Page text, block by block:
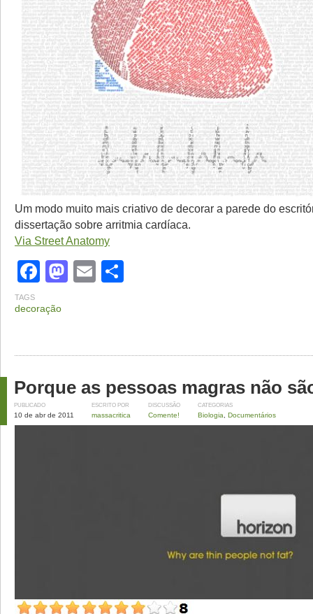
Um modo muito mais criativo de decorar a parede do
dissertação sobre arritmia cardíaca.
Via Street Anatomy
Facebook
Mastodon
Email
TAGS
decoração
Porque as pessoas magras não
PUBLICADO
10 de abr de 2011
ESCRITO POR
massacritica
DISCUSSÃO
Comente!
CATEGORIAS
Biologia Documentários